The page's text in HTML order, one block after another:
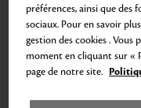
préférences, ainsi que des
sociaux. Pour en savoir
gestion des cookies .
moment en cliquant sur «
page de notre site.